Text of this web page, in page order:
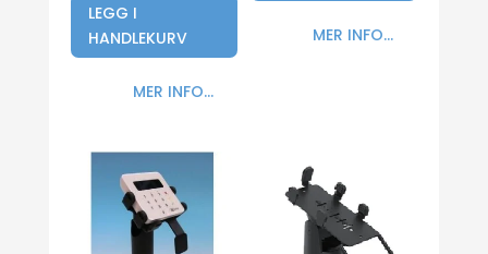
LEGG I
HANDLEKURV
MER INFO...
MER INFO...